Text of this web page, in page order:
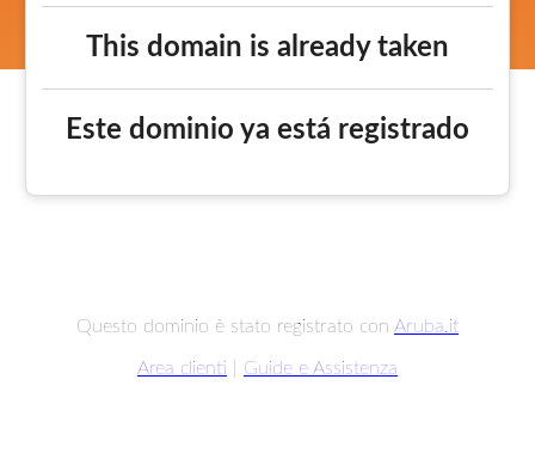
This domain is already taken
Este dominio ya está registrado
Questo dominio è stato registrato con Aruba.it
Area clienti Guide e Assistenza